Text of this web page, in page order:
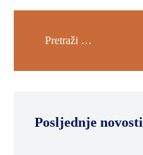
Posljednje novosti